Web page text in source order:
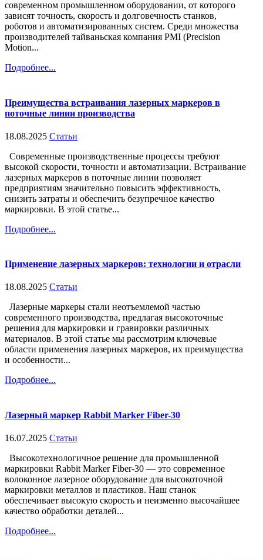
современном промышленном оборудовании, от которого
зависят точность, скорость и долговечность станков,
роботов и автоматизированных систем. Среди множества
производителей тайваньская компания PMI (Precision
Motion...
Подробнее...
Преимущества встраивания лазерных маркеров в
поточные линии производства
18.08.2025 Статьи
Современные производственные процессы требуют
высокой скорости, точности и автоматизации. Встраивание
лазерных маркеров в поточные линии позволяет
предприятиям значительно повысить эффективность,
снизить затраты и обеспечить безупречное качество
маркировки. В этой статье...
Подробнее...
Применение лазерных маркеров: технологии и отрасли
18.08.2025 Статьи
Лазерные маркеры стали неотъемлемой частью
современного производства, предлагая высокоточные
решения для маркировки и гравировки различных
материалов. В этой статье мы рассмотрим ключевые
области применения лазерных маркеров, их преимущества
и особенности...
Подробнее...
Лазерный маркер Rabbit Marker Fiber-30
16.07.2025 Статьи
Высокотехнологичное решение для промышленной
маркировки Rabbit Marker Fiber-30 — это современное
волоконное лазерное оборудование для высокоточной
маркировки металлов и пластиков. Наш станок
обеспечивает высокую скорость и неизменно высочайшее
качество обработки деталей...
Подробнее...